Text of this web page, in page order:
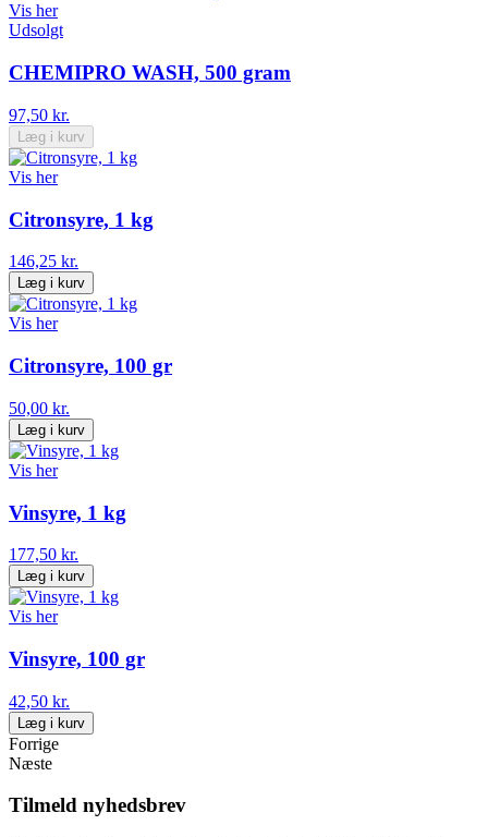
Vis her
Udsolgt
CHEMIPRO WASH, 500 gram
97,50 kr.
Læg i kurv
Vis her
Citronsyre, 1 kg
146,25 kr.
Læg i kurv
Vis her
Citronsyre, 100 gr
50,00 kr.
Læg i kurv
Vis her
Vinsyre, 1 kg
177,50 kr.
Læg i kurv
Vis her
Vinsyre, 100 gr
42,50 kr.
Læg i kurv
Forrige
Næste
Tilmeld nyhedsbrev